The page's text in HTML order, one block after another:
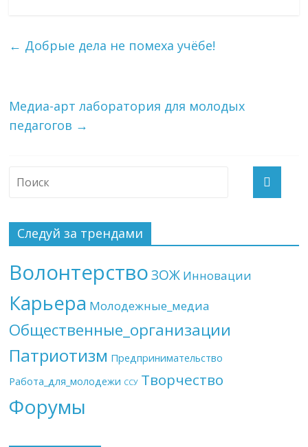
← Добрые дела не помеха учёбе!
Медиа-арт лаборатория для молодых
педагогов →
Следуй за трендами
Волонтерство ЗОЖ Инновации
Карьера Молодежные_медиа
Общественные_организации
Патриотизм Предпринимательство
Работа_для_молодежи ССУ Творчество
Форумы